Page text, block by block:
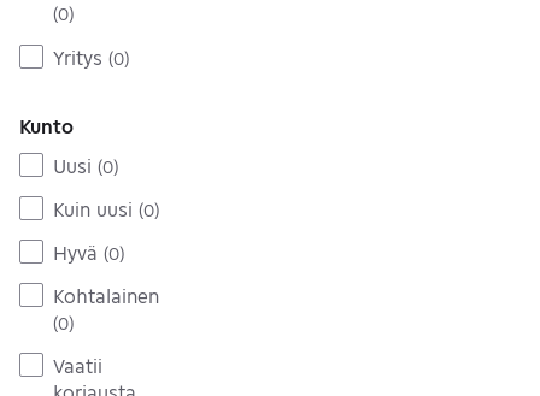
(0)
Yritys (0)
Kunto
Uusi (0)
Kuin uusi (0)
Hyvä (0)
Kohtalainen
(0)
Vaatii